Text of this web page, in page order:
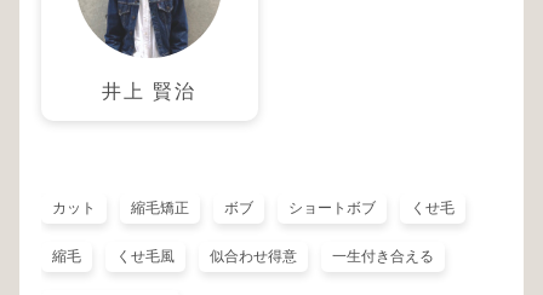
井上 賢治
カット 縮毛矯正 ボブ ショートボブ くせ毛
縮毛 くせ毛風 似合わせ得意 一生付き合える